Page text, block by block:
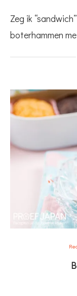
Zeg ik
boterhammen